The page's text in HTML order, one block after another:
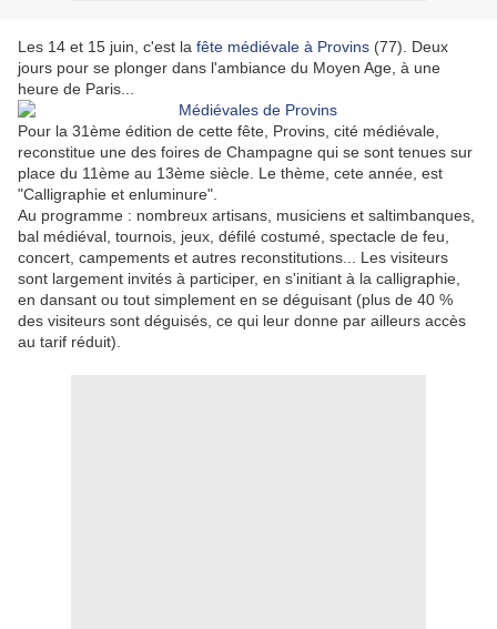
Les 14 et 15 juin, c'est la fête médiévale à Provins (77). Deux
jours pour se plonger dans l'ambiance du Moyen Age, à une
heure de Paris...
Pour la 31ème édition de cette fête, Provins, cité médiévale,
reconstitue une des foires de Champagne qui se sont tenues sur
place du 11ème au 13ème siècle. Le thème, cete année, est
"Calligraphie et enluminure".
Au programme : nombreux artisans, musiciens et saltimbanques,
bal médiéval, tournois, jeux, défilé costumé, spectacle de feu,
concert, campements et autres reconstitutions... Les visiteurs
sont largement invités à participer, en s'initiant à la calligraphie,
en dansant ou tout simplement en se déguisant (plus de 40 %
des visiteurs sont déguisés, ce qui leur donne par ailleurs accès
au tarif réduit).